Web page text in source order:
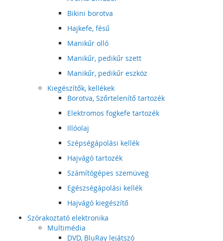
Bikini borotva
Hajkefe, fésű
Manikűr olló
Manikűr, pedikűr szett
Manikűr, pedikűr eszköz
Kiegészítők, kellékek
Borotva, Szőrtelenítő tartozék
Elektromos fogkefe tartozék
Illóolaj
Szépségápolási kellék
Hajvágó tartozék
Számítógépes szemüveg
Egészségápolási kellék
Hajvágó kiegészítő
Szórakoztató elektronika
Multimédia
DVD, BluRay lejátszó